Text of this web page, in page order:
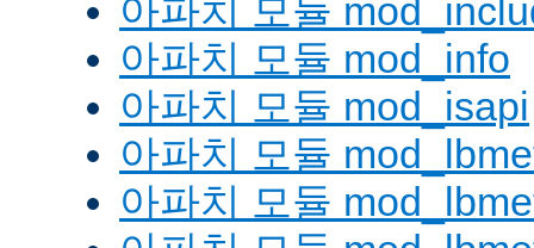
아파치 모듈
아파치 모듈 mod_info
아파치 모듈 mod_isapi
아파치 모듈
아파치 모듈